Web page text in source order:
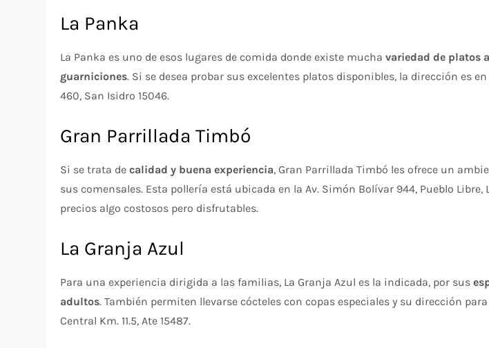
La Panka
La Panka es uno de esos lugares de comida donde existe muchavariedad de platos
guarniciones. Si se desea probar sus excelentes platos disponibles, la dirección es
460, San Isidro 15046.
Gran Parrillada Timbó
Si se trata decalidad y buena experiencia, Gran Parrillada Timbó les ofrece un
sus comensales. Esta pollería está ubicada en la Av. Simón Bolívar 944, Pueblo Libre,
precios algo costosos pero disfrutables.
La Granja Azul
Para una experiencia dirigida a las familias, La Granja Azul es la indicada, por sus
adultos. También permiten llevarse cócteles con copas especiales y su dirección
Central Km. 11.5, Ate 15487.